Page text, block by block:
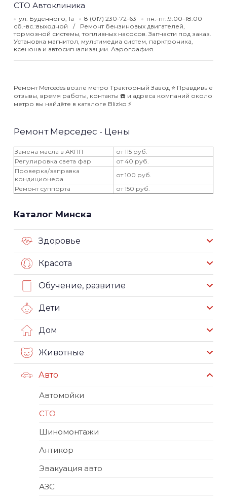
СТО Автоклиника
ул. Буденного, 1а 8 (017) 230-72-63
пн.-пт.:9:00–18:00
сб.-вс.:выходной
Ремонт бензиновых двигателей,
тормозной системы, топливных насосов. Запчасти под заказ.
Установка магнитол, мультимедиа систем, парктроника,
ксенона и автосигнализации. Аэрография.
Ремонт Mercedes возле метро Тракторный Завод ⭐️ Правдивые
отзывы, время работы, контакты ☎️ и адреса компаний около
метро вы найдёте в каталоге Blizko ⚡️
Ремонт Мерседес - Цены
Замена масла в АКПП
от 115 руб.
Регулировка света фар
от 40 руб.
Проверка/заправка
кондиционера
от 100 руб.
Ремонт суппорта
от 150 руб.
Каталог Минска
Здоровье
Красота
Обучение, развитие
Дети
Дом
Животные
Авто
Автомойки
СТО
Шиномонтажи
Антикор
Эвакуация авто
АЗС